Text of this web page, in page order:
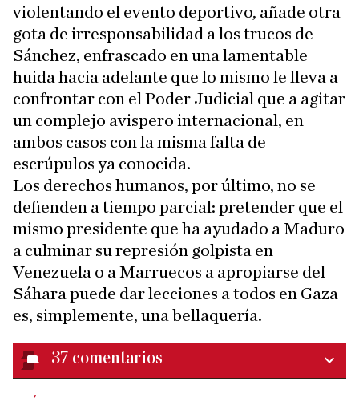
violentando el evento deportivo, añade otra
gota de irresponsabilidad a los trucos de
Sánchez, enfrascado en una lamentable
huida hacia adelante que lo mismo le lleva a
confrontar con el Poder Judicial que a agitar
un complejo avispero internacional, en
ambos casos con la misma falta de
escrúpulos ya conocida.
Los derechos humanos, por último, no se
defienden a tiempo parcial: pretender que el
mismo presidente que ha ayudado a Maduro
a culminar su represión golpista en
Venezuela o a Marruecos a apropiarse del
Sáhara puede dar lecciones a todos en Gaza
es, simplemente, una bellaquería.
37 comentarios